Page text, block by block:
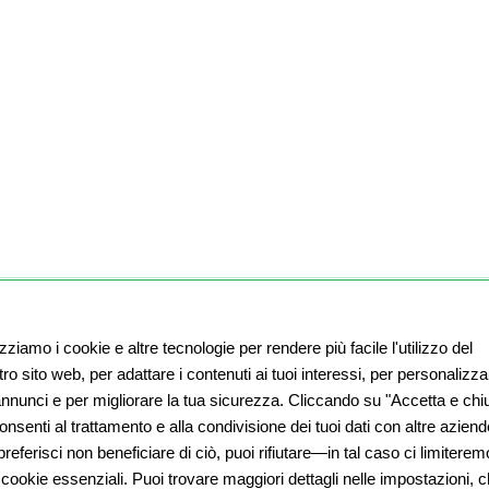
i cookie e altre tecnologie per rendere più facile l'utilizzo del
sito web, per adattare i contenuti ai tuoi interessi, per
e per migliorare la tua sicurezza. Cliccando su "Accetta e
al trattamento e alla condivisione dei tuoi dati con altre
non beneficiare di ciò, puoi rifiutare—in tal caso ci
essenziali. Puoi trovare maggiori dettagli nelle impostazioni,